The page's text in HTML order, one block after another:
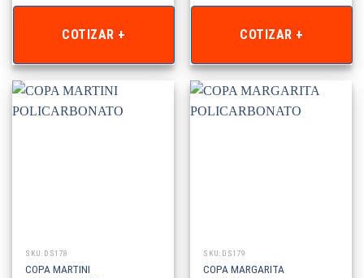
COTIZAR + COTIZAR +
SKU: DS178
COPA MARTINI
SKU: DS179
COPA MARGARITA